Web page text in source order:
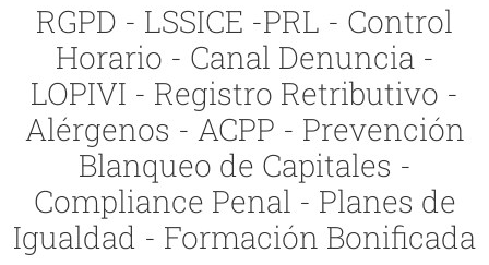
RGPD - LSSICE -PRL - Control
Horario - Canal Denuncia -
LOPIVI - Registro Retributivo -
Alérgenos - ACPP - Prevención
Blanqueo de Capitales -
Compliance Penal - Planes de
Igualdad - Formación Bonificada